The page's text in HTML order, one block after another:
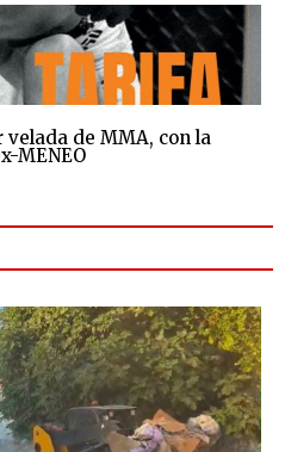
de MMA, con la
MENEO